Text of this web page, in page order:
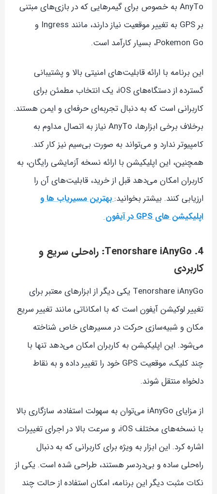
AnyTo به خصوص برای گیمرهایی که در بازی‌های مبتنی
بر GPS به تغییر موقعیت نیاز دارند، مانند Ingress و
Pokemon Go، بسیار کارآمد است.
این برنامه با ارائه قابلیت‌های امنیتی بالا و پشتیبانی
گسترده از دستگاه‌های iOS، یک انتخاب مطمئن برای
کاربرانی است که به دنبال تجربه‌ای حرفه‌ای و ایمن هستند.
برخلاف برخی ابزارها، AnyTo نیاز به اتصال مداوم به
کامپیوتر ندارد و می‌تواند به صورت بی‌سیم نیز کار کند.
همچنین، این اپلیکیشن با ارائه نسخه آزمایشی رایگان، به
کاربران امکان می‌دهد قبل از خرید، قابلیت‌های آن را
ارزیابی کنند. بیشتر بخوانید:بهترین مسیریاب ها و
اپلیکیشن های GPS در آیفون
4. Tenorshare iAnyGo: راه‌حلی سریع و
کاربردی
Tenorshare iAnyGo یکی دیگر از ابزارهای معتبر برای
تغییر لوکیشن آیفون است که با امکاناتی مانند تغییر سریع
مکان و شبیه‌سازی حرکت در مسیرهای خاص شناخته
می‌شود. این اپلیکیشن به کاربران امکان می‌دهد تنها با
چند کلیک، موقعیت GPS خود را تغییر داده و به نقاط
دلخواه منتقل شوند.
از مزایای iAnyGo می‌توان به سهولت استفاده، سازگاری بالا
با نسخه‌های مختلف iOS، و سرعت بالا در اجرای تغییرات
اشاره کرد. این ابزار به ویژه برای کاربرانی که به دنبال
راه‌حلی ساده و بی‌دردسر هستند، طراحی شده است. یکی از
نکات مثبت دیگر این برنامه، امکان استفاده از حالت چند